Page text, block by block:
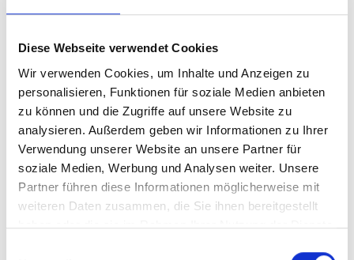
Diese Webseite verwendet Cookies
Wir verwenden Cookies, um Inhalte und Anzeigen zu
personalisieren, Funktionen für soziale Medien anbieten
zu können und die Zugriffe auf unsere Website zu
analysieren. Außerdem geben wir Informationen zu Ihrer
Verwendung unserer Website an unsere Partner für
soziale Medien, Werbung und Analysen weiter. Unsere
Partner führen diese Informationen möglicherweise mit
weiteren Daten zusammen, die Sie ihnen bereitgestellt
haben oder die sie im Rahmen Ihrer Nutzung der Dienste
25 30
40 50
75 100
LINK